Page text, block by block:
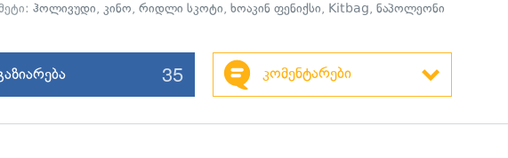
ჰოლივუდი,კინო,რიდლი სკოტი,ხოაკინ ფენიქსი, Kitbag,ნაპოლეონი
35 კომენტარები